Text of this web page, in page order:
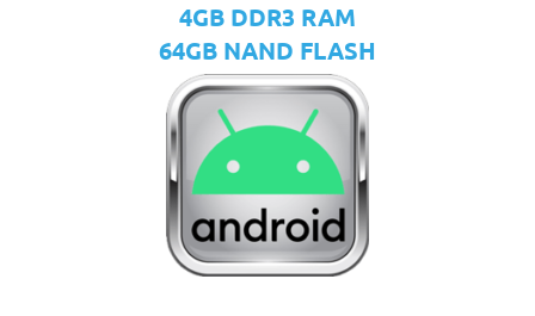
4GB DDR3 RAM
64GB NAND FLASH